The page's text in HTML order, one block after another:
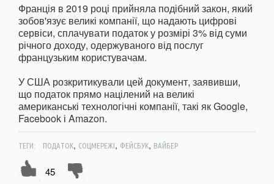
Франція в 2019 році прийняла подібний закон, який
зобов'язує великі компанії, що надають цифрові
сервіси, сплачувати податок у розмірі 3% від суми
річного доходу, одержуваного від послуг
французьким користувачам.
У США розкритикували цей документ, заявивши,
що податок прямо націлений на великі
американські технологічні компанії, такі як Google,
Facebook і Amazon.
ТЕГИ: ПОДАТОК, СОЦМЕРЕЖІ, ФЕЙСБУК, ВАЙБЕР
45